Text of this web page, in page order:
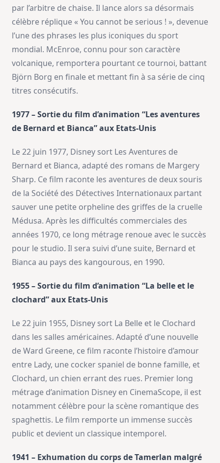
par l’arbitre de chaise. Il lance alors sa désormais
célèbre réplique « You cannot be serious ! », devenue
l’une des phrases les plus iconiques du sport
mondial. McEnroe, connu pour son caractère
volcanique, remportera pourtant ce tournoi, battant
Björn Borg en finale et mettant fin à sa série de cinq
titres consécutifs.
1977 – Sortie du film d’animation “Les aventures
de Bernard et Bianca” aux Etats-Unis
Le 22 juin 1977, Disney sort Les Aventures de
Bernard et Bianca, adapté des romans de Margery
Sharp. Ce film raconte les aventures de deux souris
de la Société des Détectives Internationaux partant
sauver une petite orpheline des griffes de la cruelle
Médusa. Après les difficultés commerciales des
années 1970, ce long métrage renoue avec le succès
pour le studio. Il sera suivi d’une suite, Bernard et
Bianca au pays des kangourous, en 1990.
1955 – Sortie du film d’animation “La belle et le
clochard” aux Etats-Unis
Le 22 juin 1955, Disney sort La Belle et le Clochard
dans les salles américaines. Adapté d’une nouvelle
de Ward Greene, ce film raconte l’histoire d’amour
entre Lady, une cocker spaniel de bonne famille, et
Clochard, un chien errant des rues. Premier long
métrage d’animation Disney en CinemaScope, il est
notamment célèbre pour la scène romantique des
spaghettis. Le film remporte un immense succès
public et devient un classique intemporel.
1941 – Exhumation du corps de Tamerlan malgré